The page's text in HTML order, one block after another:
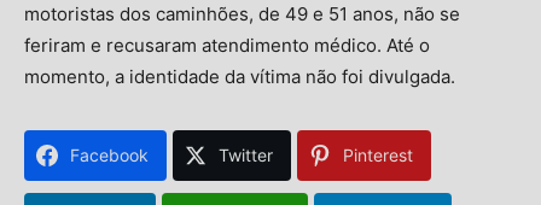
motoristas dos caminhões, de 49 e 51 anos, não se
feriram e recusaram atendimento médico. Até o
momento, a identidade da vítima não foi divulgada.
Facebook Twitter Pinterest